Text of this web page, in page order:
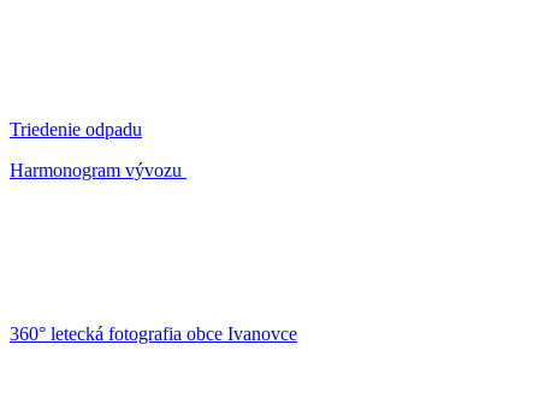
Triedenie odpadu
Harmonogram vývozu
360° letecká fotografia obce Ivanovce